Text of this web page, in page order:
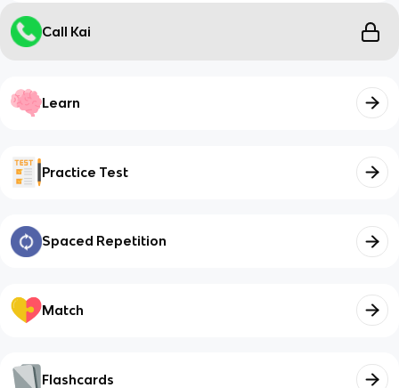
Call Kai
Learn
Practice Test
Spaced Repetition
Match
Flashcards